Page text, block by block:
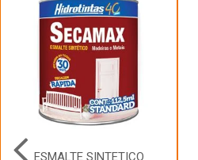
ESMALTE SINTETICO